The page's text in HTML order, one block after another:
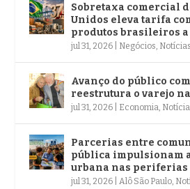
Sobretaxa comercial
Unidos eleva tarifa
produtos brasileiros a
jul 31, 2026 Negócios Notícias
Avanço do público
reestrutura o varejo
jul 31, 2026 Economia
Parcerias entre
pública impulsionam
urbana nas periferias
jul 31, 2026 Alô São Paulo